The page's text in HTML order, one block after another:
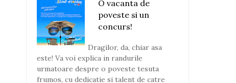
O vacanta de
poveste si un
concurs!
Dragilor, da, chiar asa
este! Va voi explica in randurile
urmatoare despre o poveste tesuta
frumos, cu dedicatie si talent de catre